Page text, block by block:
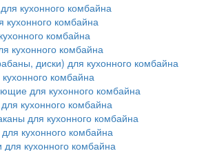
кухонного комбайна
комбайна
комбайна
кухонного комбайна
диски) для кухонного комбайна
комбайна
для кухонного комбайна
кухонного комбайна
для кухонного комбайна
кухонного комбайна
кухонного комбайна